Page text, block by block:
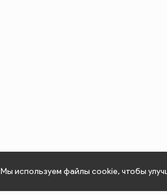
Мы используем файлы cookie, чтобы